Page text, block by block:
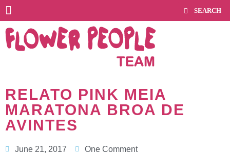
RELATO PINK MEIA
MARATONA BROA DE
AVINTES
June 21, 2017 One Comment